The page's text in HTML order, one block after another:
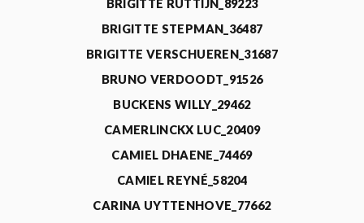
BRIGITTE RUTTIJN_89223
BRIGITTE STEPMAN_36487
BRIGITTE VERSCHUEREN_31687
BRUNO VERDOODT_91526
BUCKENS WILLY_29462
CAMERLINCKX LUC_20409
CAMIEL DHAENE_74469
CAMIEL REYNÉ_58204
CARINA UYTTENHOVE_77662